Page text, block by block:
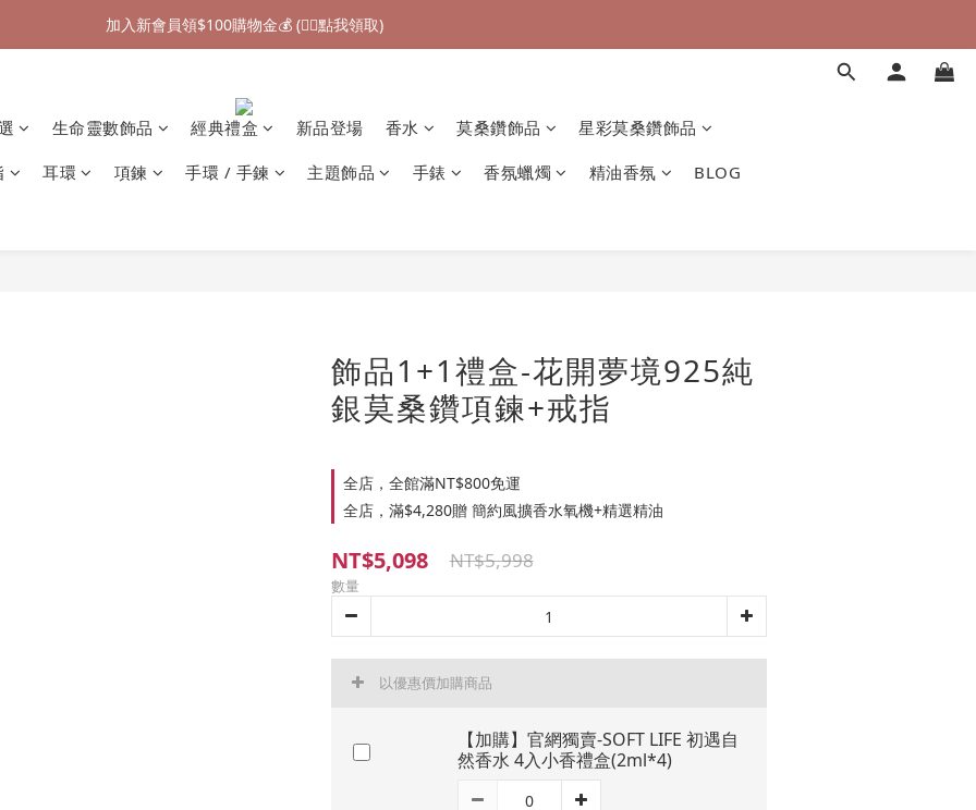
加入新會員領$100購物金💰 (👉🏻點我領取)
加入新會員領$100購物金💰 (👉🏻點我領取)
加入新會員領$100購物金💰 (👉🏻點我領取)
生命靈數飾品 經典禮盒 新品登場 香水 莫桑鑽飾品 星彩莫桑鑽飾品
耳環 項鍊 手環 / 手鍊 主題飾品 手錶 香氛蠟燭 精油香氛 BLOG
飾品1+1禮盒-花開夢境925純
銀莫桑鑽項鍊+戒指
全店，全館滿NT$800免運
全店，滿$4,280贈 簡約風擴香水氧機+精選精油
NT$5,098 NT$5,998
數量
以優惠價加購商品
【加購】官網獨賣-SOFT LIFE 初遇自
然香水 4入小香禮盒(2ml*4)